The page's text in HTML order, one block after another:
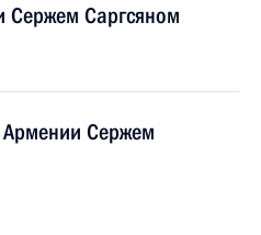
Сержем Саргсяном
Армении Сержем